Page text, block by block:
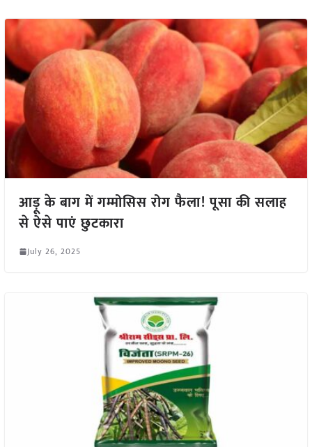
आड़ू के बाग में गम्मोसिस रोग फैला! पूसा की सलाह
से ऐसे पाएं छुटकारा
July 26, 2025